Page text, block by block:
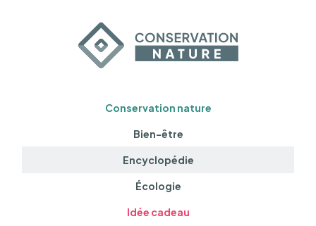
Conservation nature
Bien-être
Encyclopédie
Écologie
Idée cadeau